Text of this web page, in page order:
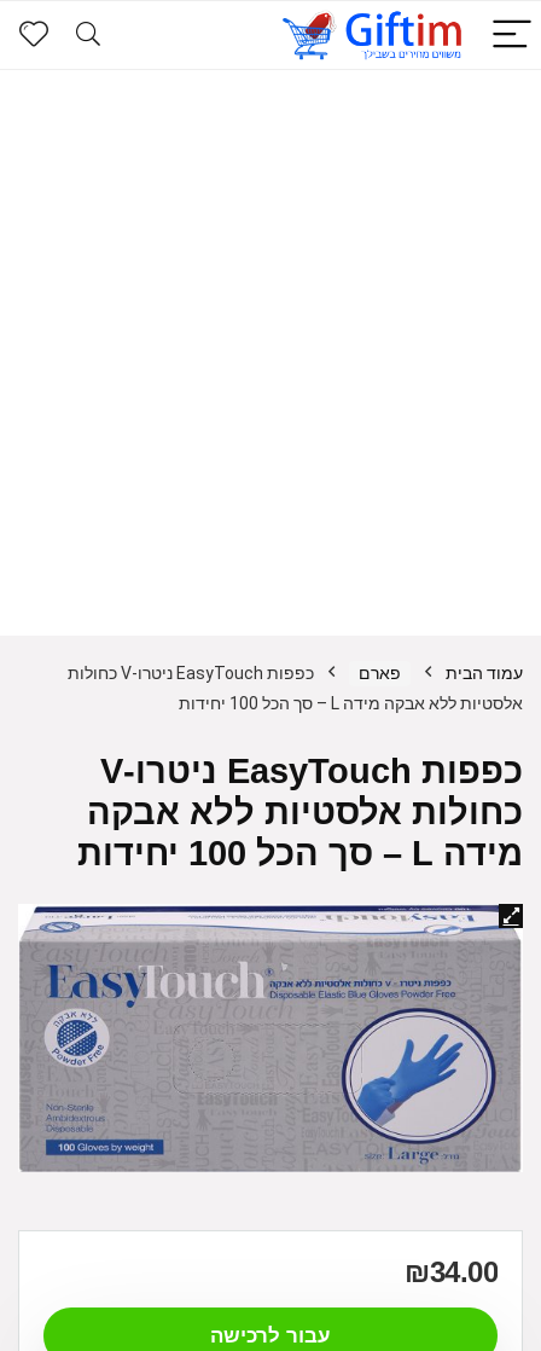
עמוד הבית פארם
כפפות EasyTouch ניטרו-V כחולות
אלסטיות ללא אבקה מידה L – סך הכל 100 יחידות
כפפות EasyTouch ניטרו-V
כחולות אלסטיות ללא אבקה
מידה L – סך הכל 100 יחידות
₪34.00
עבור לרכישה